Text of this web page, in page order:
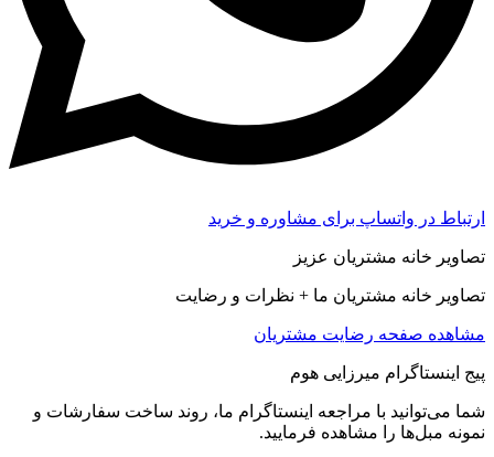
ارتباط در واتساپ برای مشاوره و خرید
تصاویر خانه مشتریان عزیز
تصاویر خانه مشتریان ما + نظرات و رضایت
مشاهده صفحه رضايت مشتريان
پیج اینستاگرام میرزایی هوم
شما می‌توانید با مراجعه اینستاگرام ما، روند ساخت سفارشات و
نمونه مبل‌ها را مشاهده فرمایید.